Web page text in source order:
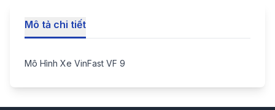
Mô tả chi tiết
Mô Hình Xe VinFast VF 9